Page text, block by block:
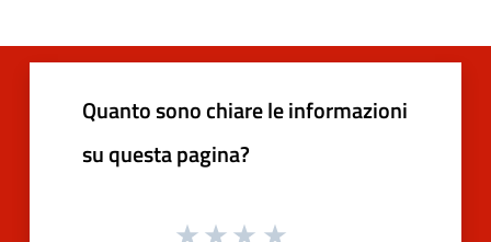
Quanto sono chiare le informazioni
su questa pagina?